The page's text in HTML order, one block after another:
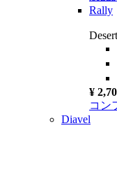
Rally
¥
コン
Diavel